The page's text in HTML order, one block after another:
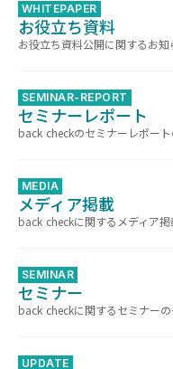
WHITEPAPER
お役立ち資料
お役立ち資料公開に関するお知
SEMINAR-REPORT
セミナーレポート
back checkのセミナーレポート
MEDIA
メディア掲載
back checkに関するメディア掲
SEMINAR
セミナー
back checkに関するセミナーの
UPDATE